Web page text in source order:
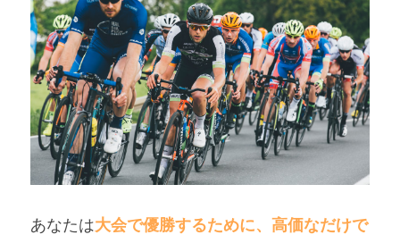
あなたは大会で優勝するために、高価なだけで